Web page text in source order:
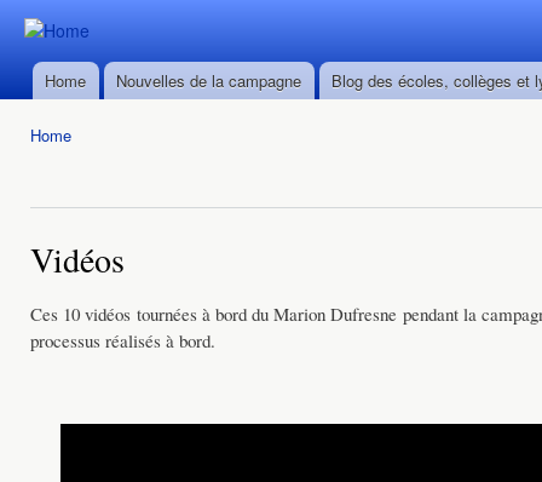
Durban ->
Walvis Bay
au
Durban ->
Walvis Bay
du 28/02
au
Main menu
Home Nouvelles de la campagne Blog des écoles, collèges et
Home
Vidéos
Ces 10 vidéos tournées à bord du Marion Dufresne pendant la
processus réalisés à bord.